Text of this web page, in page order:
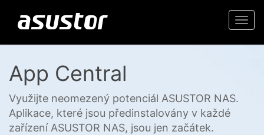
App Central
Využijte neomezený potenciál ASUSTOR NAS.
Aplikace, které jsou předinstalovány v každé
zařízení ASUSTOR NAS, jsou jen začátek.